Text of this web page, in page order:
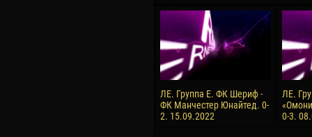
ЛЕ. Группа Е. ФК Шериф -
ФК Манчестер Юнайтед. 0-
2. 15.09.2022
ЛЕ.
0-3.